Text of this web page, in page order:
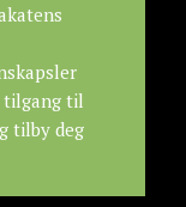
tilgang til
tilby deg